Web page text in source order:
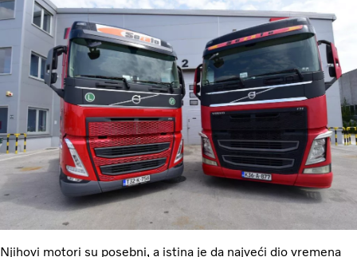
Njihovi motori su posebni, a istina je da najveći dio vremena